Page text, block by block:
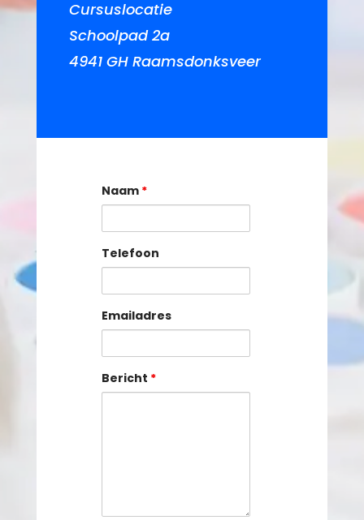
Cursuslocatie
Schoolpad 2a
4941 GH Raamsdonksveer
Naam *
Telefoon
Emailadres
Bericht *